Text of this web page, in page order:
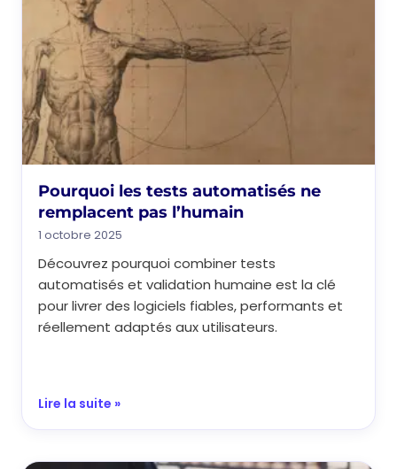
Pourquoi les tests automatisés ne
remplacent pas l’humain
1 octobre 2025
Découvrez pourquoi combiner tests
automatisés et validation humaine est la clé
pour livrer des logiciels fiables, performants et
réellement adaptés aux utilisateurs.
Lire la suite »